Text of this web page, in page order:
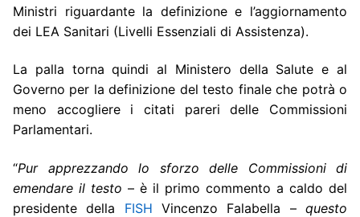
Ministri riguardante la definizione e l’aggiornamento
dei LEA Sanitari (Livelli Essenziali di Assistenza).
La palla torna quindi al Ministero della Salute e al
Governo per la definizione del testo finale che potrà o
meno accogliere i citati pareri delle Commissioni
Parlamentari.
“Pur apprezzando lo sforzo delle Commissioni di
emendare il testo – è il primo commento a caldo del
presidente della FISH Vincenzo Falabella –questo